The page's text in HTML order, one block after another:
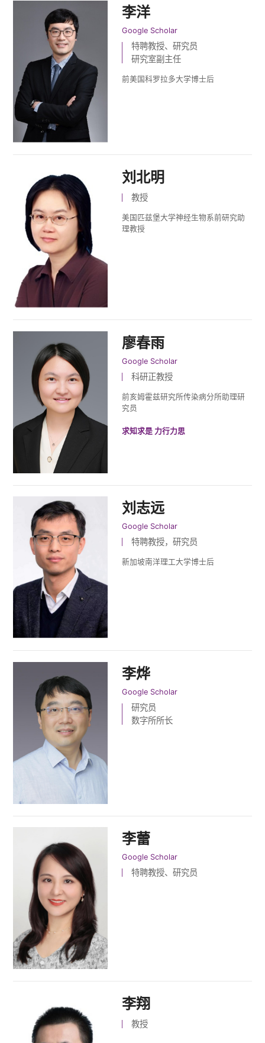
李洋
Google Scholar
特聘教授、研究员
研究室副主任
前美国科罗拉多大学博士后
刘北明
教授
美国匹兹堡大学神经生物系前研究助
理教授
廖春雨
Google Scholar
科研正教授
前亥姆霍兹研究所传染病分所助理研
究员
求知求是 力行力思
刘志远
Google Scholar
特聘教授，研究员
新加坡南洋理工大学博士后
李烨
Google Scholar
研究员
数字所所长
李蕾
Google Scholar
特聘教授、研究员
李翔
教授